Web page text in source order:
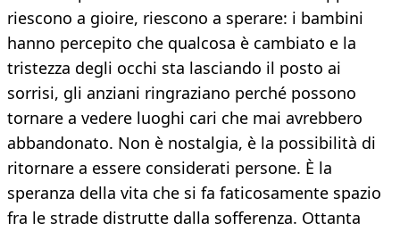
riescono a gioire, riescono a sperare: i bambini
hanno percepito che qualcosa è cambiato e la
tristezza degli occhi sta lasciando il posto ai
sorrisi, gli anziani ringraziano perché possono
tornare a vedere luoghi cari che mai avrebbero
abbandonato. Non è nostalgia, è la possibilità di
ritornare a essere considerati persone. È la
speranza della vita che si fa faticosamente spazio
fra le strade distrutte dalla sofferenza. Ottanta